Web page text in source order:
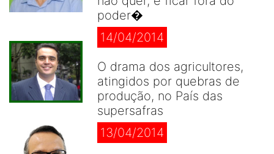
poder�
14/04/2014
O drama dos agricultores,
atingidos por quebras de
produção, no País das
supersafras
13/04/2014